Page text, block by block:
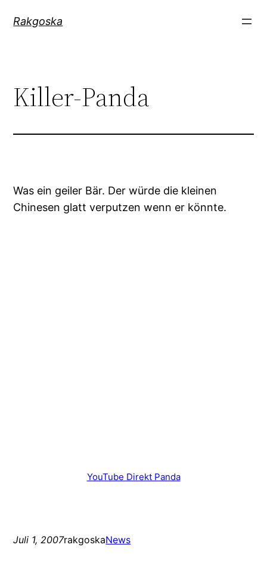
InhaltRakgoska
Killer-Panda
Was ein geiler Bär. Der würde die kleinen
Chinesen glatt verputzen wenn er könnte.
YouTube Direkt Panda
Juli 1, 2007rakgoskaNews